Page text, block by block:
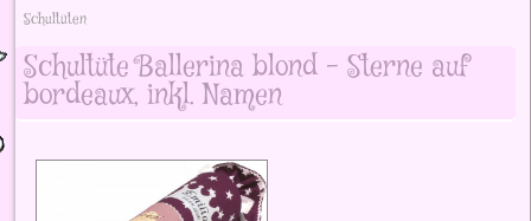
Schultüten
Schultüte Ballerina blond - Sterne auf
bordeaux, inkl. Namen